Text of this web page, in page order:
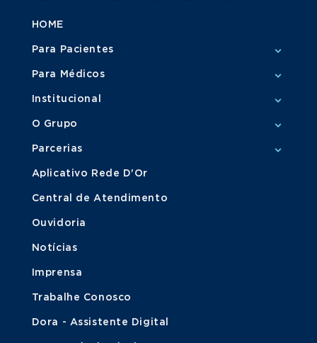
HOME
Para Pacientes
Para Médicos
Institucional
O Grupo
Parcerias
Aplicativo Rede D'Or
Central de Atendimento
Ouvidoria
Notícias
Imprensa
Trabalhe Conosco
Dora - Assistente Digital